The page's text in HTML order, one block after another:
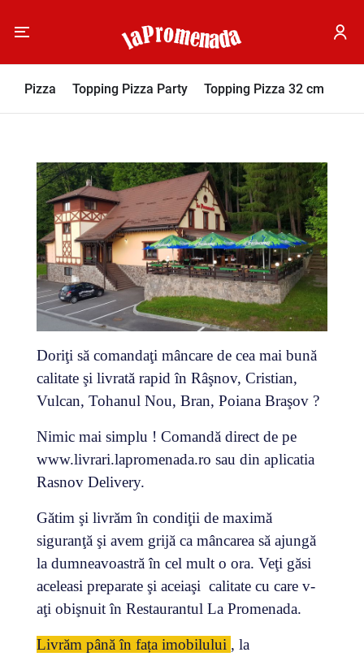
Pizza Topping Pizza Party Topping Pizza 32 cm
Doriţi să comandaţi mâncare de cea mai bună
calitate şi livrată rapidîn Râşnov, Cristian,
Vulcan, Tohanul Nou, Bran, Poiana Braşov ?
Nimic mai simplu ! Comandă direct de pe
www.livrari.lapromenada.ro sau din aplicatia
Rasnov Delivery.
Gătim şi livrăm în condiţii de maximă
siguranţă şi avem grijă ca mâncarea să ajungă
la dumneavoastră în cel mult o ora. Veţi găsi
aceleasi preparate şi aceiaşi calitate cu care v-
aţi obişnuit în Restaurantul La Promenada.
Livrăm până în fața imobilului , la